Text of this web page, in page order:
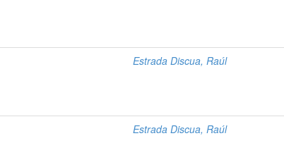
Estrada Discua, Raúl
Estrada Discua, Raúl